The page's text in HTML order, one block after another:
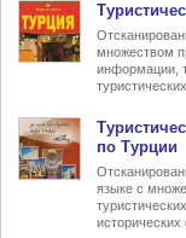
множеством
информации,
по Турции
языке с